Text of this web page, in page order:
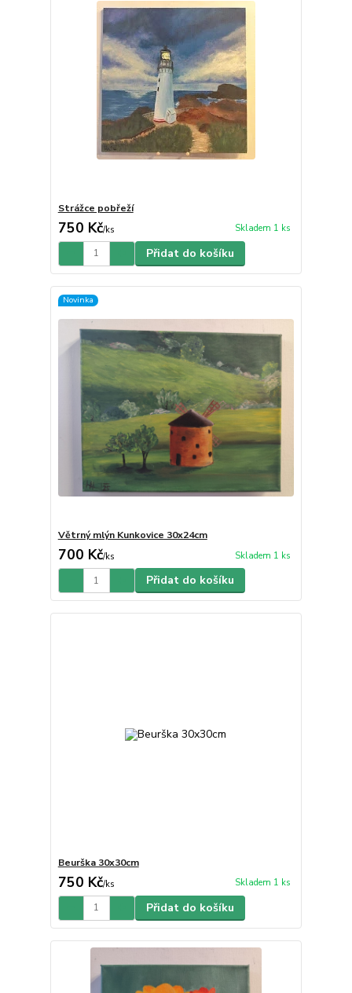
Strážce pobřeží
750 Kč/ks Skladem 1 ks
Přidat do košíku
Novinka
Větrný mlýn Kunkovice 30x24cm
700 Kč/ks Skladem 1 ks
Přidat do košíku
Beurška 30x30cm
750 Kč/ks Skladem 1 ks
Přidat do košíku